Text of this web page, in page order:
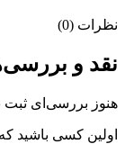
نظرات (0)
نقد و
هنوز بررسی‌ای
اولین کسی باشید